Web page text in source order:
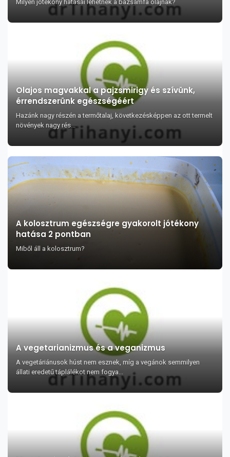
Milyen jótékony hatásai lehetnek a bazsamfa olajnak?
Olajos magvakkal a pajzsmirigy és szívünk,
érrendszerünk egészségéért
Hazánk nagy részén a termőtalaj, következésképpen az ott termelt
növények nagy rés...
A kolosztrum egészségre gyakorolt jótékony
hatása 2 pontban
Miből áll a kolosztrum?
A vegetarianizmus és a veganizmus
A vegetáriánusok húst nem esznek, míg a vegánok semmilyen
állati eredetű táplálékot nem fogya...